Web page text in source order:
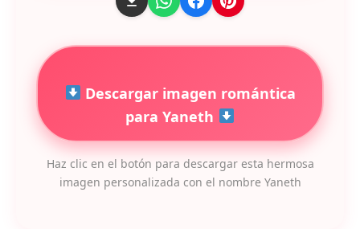
Descargar imagen romántica
para Yaneth
Haz clic en el botón para descargar esta hermosa
imagen personalizada con el nombre Yaneth